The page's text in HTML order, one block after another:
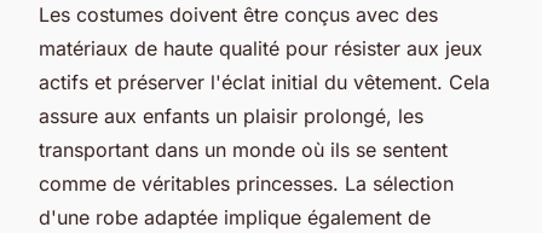
Les costumes doivent être conçus avec des
matériaux de haute qualité pour résister aux jeux
actifs et préserver l'éclat initial du vêtement. Cela
assure aux enfants un plaisir prolongé, les
transportant dans un monde où ils se sentent
comme de véritables princesses. La sélection
d'une robe adaptée implique également de